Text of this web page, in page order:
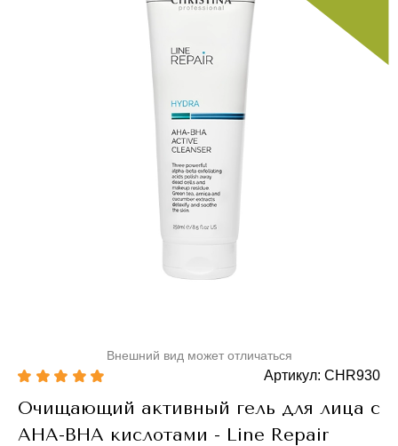
Внешний вид может отличаться
Артикул: CHR930
Очищающий активный гель для лица с
AHA-BHA кислотами - Line Repair